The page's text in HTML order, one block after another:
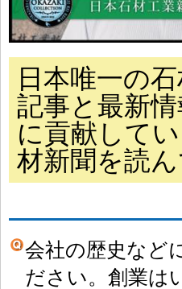
日本唯一の
記事と最新
に貢献して
材新聞を読
会社の歴史など
ださい。創業は